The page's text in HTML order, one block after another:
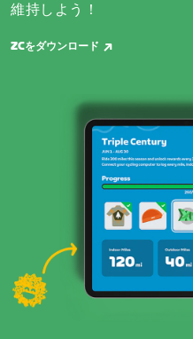
維持しよう！
ZCをダウンロード